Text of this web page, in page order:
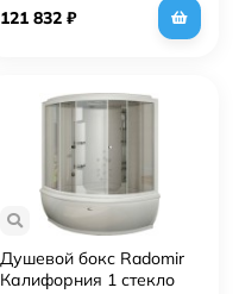
121 832 ₽
Душевой бокс Radomir
Калифорния 1 стекло